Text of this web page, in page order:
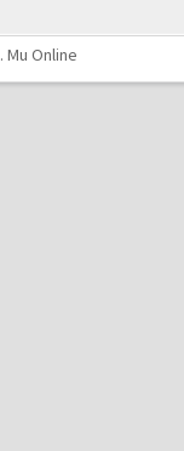
. Mu Online